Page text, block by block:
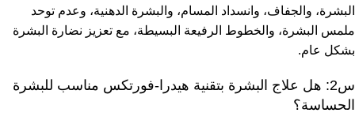
البشرة، والجفاف، وانسداد المسام، والبشرة الدهنية، وعدم توحد
ملمس البشرة، والخطوط الرفيعة البسيطة، مع تعزيز نضارة البشرة
بشكل عام.
س2: هل علاج البشرة بتقنية هيدرا-فورتكس مناسب للبشرة
الحساسة؟